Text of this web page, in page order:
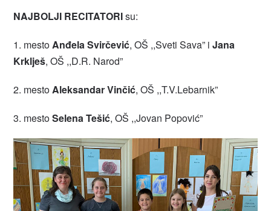
NAJBOLJI RECITATORIsu:
1. mestoAnđela Svirčević, OŠ ,,Sveti Sava” iJana
Krklješ, OŠ ,,D.R. Narod”
2. mestoAleksandar Vinčić, OŠ ,,T.V.Lebarnik”
3. mestoSelena Tešić, OŠ ,,Jovan Popović”